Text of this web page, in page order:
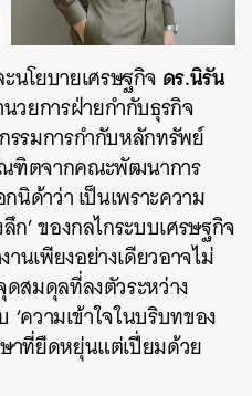
นโยบายเศรษฐกิจ ดร.นิรัน
วยการฝ่ายกํากับธุรกิจ
รมการกํากับหลักทรัพย์
ฑิตจากคณะพัฒนาการ
นิด้าว่า เป็นเพราะความ
ก’ ของกลไกระบบเศรษฐกิจ
นเพียงอย่างเดียวอาจไม่
สมดุลที่ลงตัวระหว่าง
‘ความเข้าใจในบริบทของ
าที่ยืดหยุ่นแต่เปี่ยมด้วย